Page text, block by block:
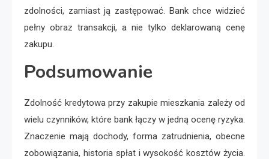
zdolności, zamiast ją zastępować. Bank chce widzieć
pełny obraz transakcji, a nie tylko deklarowaną cenę
zakupu.
Podsumowanie
Zdolność kredytowa przy zakupie mieszkania zależy od
wielu czynników, które bank łączy w jedną ocenę ryzyka.
Znaczenie mają dochody, forma zatrudnienia, obecne
zobowiązania, historia spłat i wysokość kosztów życia.